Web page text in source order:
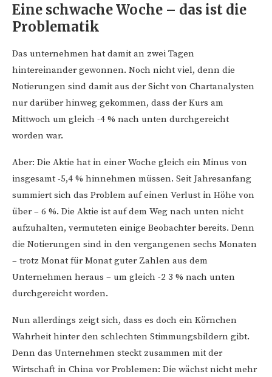
Eine schwache Woche – das ist die
Problematik
Das unternehmen hat damit an zwei Tagen
hintereinander gewonnen. Noch nicht viel, denn die
Notierungen sind damit aus der Sicht von Chartanalysten
nur darüber hinweg gekommen, dass der Kurs am
Mittwoch um gleich -4 % nach unten durchgereicht
worden war.
Aber: Die Aktie hat in einer Woche gleich ein Minus von
insgesamt -5,4 % hinnehmen müssen. Seit Jahresanfang
summiert sich das Problem auf einen Verlust in Höhe von
über – 6 %. Die Aktie ist auf dem Weg nach unten nicht
aufzuhalten, vermuteten einige Beobachter bereits. Denn
die Notierungen sind in den vergangenen sechs Monaten
– trotz Monat für Monat guter Zahlen aus dem
Unternehmen heraus – um gleich -2 3 % nach unten
durchgereicht worden.
Nun allerdings zeigt sich, dass es doch ein Körnchen
Wahrheit hinter den schlechten Stimmungsbildern gibt.
Denn das Unternehmen steckt zusammen mit der
Wirtschaft in China vor Problemen: Die wächst nicht mehr